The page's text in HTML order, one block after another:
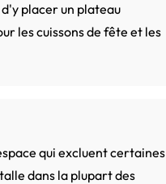
placer un plateau
les cuissons de fête et les
qui excluent certaines
dans la plupart des